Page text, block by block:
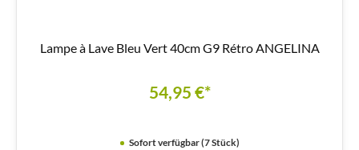
Lampe à Lave Bleu Vert 40cm G9 Rétro ANGELINA
54,95 €*
Sofort verfügbar (7 Stück)